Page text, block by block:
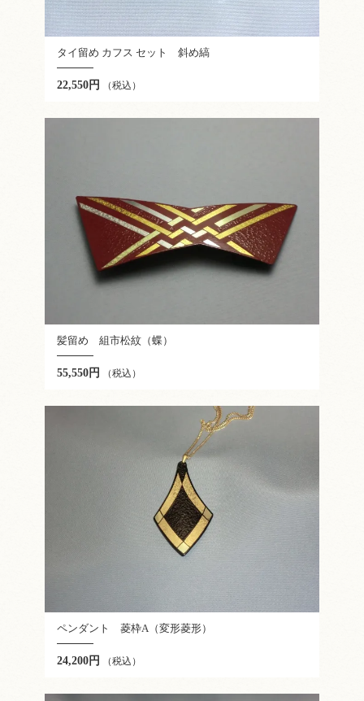
タイ留め カフス セット 斜め縞
22,550円 （税込）
髪留め 組市松紋（蝶）
55,550円 （税込）
ペンダント 菱枠A（変形菱形）
24,200円 （税込）